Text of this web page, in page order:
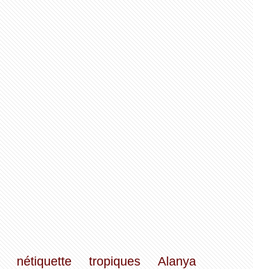
nétiquette tropiques
Alanya